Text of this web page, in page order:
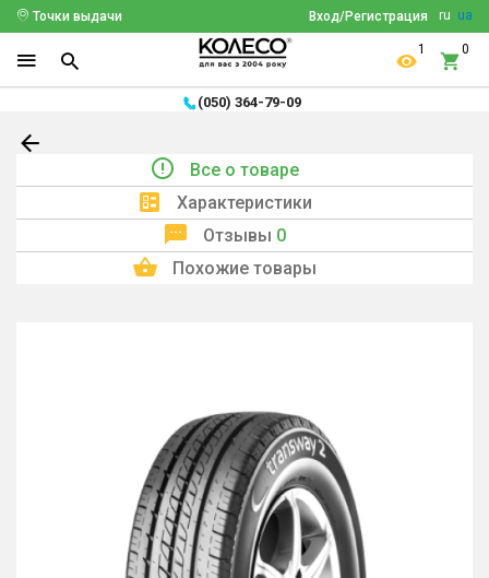
ru ua
Вход/Регистрация
Точки выдачи
1 0
(050) 364-79-09
Все о товаре
Характеристики
Отзывы 0
Похожие товары